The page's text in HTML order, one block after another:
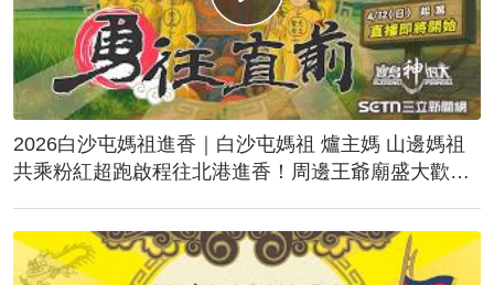
2026白沙屯媽祖進香｜白沙屯媽祖 爐主媽 山邊媽祖
共乘粉紅超跑啟程往北港進香！周邊王爺廟盛大歡